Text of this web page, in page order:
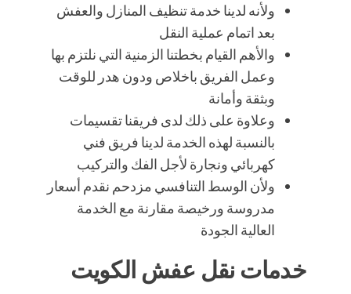
ولأنه لدينا خدمة تنظيف المنازل والعفش
بعد اتمام عملية النقل
والأهم القيام بخطتنا الزمنية التي نلتزم بها
وعمل الفريق باخلاص ودون هدر للوقت
وبثقة وأمانة
وعلاوة على ذلك لدى فريقنا تقسيمات
بالنسبة لهذه الخدمة لدينا فريق فني
كهربائي ونجارة لأجل الفك والتركيب
ولأن الوسط التنافسي مزدحم نقدم أسعار
مدروسة ورخيصة مقارنة مع الخدمة
العالية الجودة
خدمات نقل عفش الكويت